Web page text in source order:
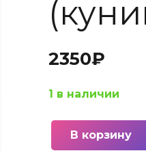
2350₽
1 в наличии
Количество
В корзину